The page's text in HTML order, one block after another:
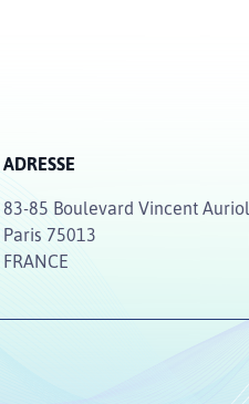
ADRESSE
83-85 Boulevard Vincent Auriol
Paris 75013
FRANCE